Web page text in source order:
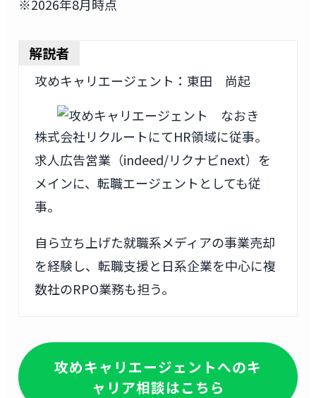
※2026年8月時点
解説者
攻めキャリエージェント：東田 尚起
株式会社リクルートにてHR領域に従事。
求人広告営業（indeed/リクナビnext）を
メインに、転職エージェントとしても従
事。
自ら立ち上げた就職系メディアの事業売却
を経験し、転職支援と日系企業を中心に複
数社のRPO業務も担う。
攻めキャリエージェントへのキ
ャリア相談はこちら